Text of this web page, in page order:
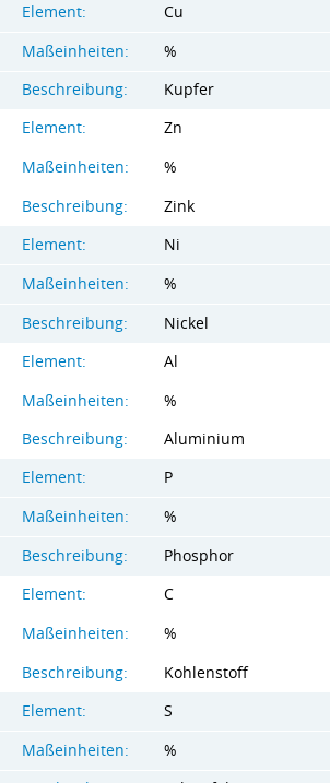
Element:
Cu
Maßeinheiten:
%
Beschreibung:
Kupfer
Element:
Zn
Maßeinheiten:
%
Beschreibung:
Zink
Element:
Ni
Maßeinheiten:
%
Beschreibung:
Nickel
Element:
Al
Maßeinheiten:
%
Beschreibung:
Aluminium
Element:
P
Maßeinheiten:
%
Beschreibung:
Phosphor
Element:
C
Maßeinheiten:
%
Beschreibung:
Kohlenstoff
Element:
S
Maßeinheiten:
%